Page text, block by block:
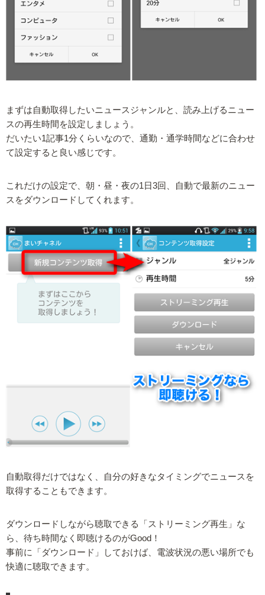
まずは自動取得したいニュースジャンルと、読み上げるニュー
スの再生時間を設定しましょう。
だいたい1記事1分くらいなので、通勤・通学時間などに合わせ
て設定すると良い感じです。
これだけの設定で、朝・昼・夜の1日3回、自動で最新のニュー
スをダウンロードしてくれます。
自動取得だけではなく、自分の好きなタイミングでニュースを
取得することもできます。
ダウンロードしながら聴取できる「ストリーミング再生」な
ら、待ち時間なく即聴けるのがGood！
事前に「ダウンロード」しておけば、電波状況の悪い場所でも
快適に聴取できます。